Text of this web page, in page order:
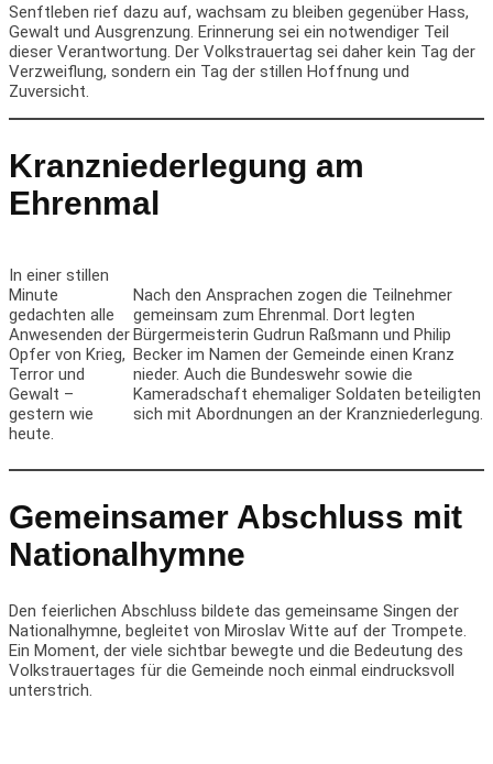
Senftleben rief dazu auf, wachsam zu bleiben gegenüber Hass,
Gewalt und Ausgrenzung. Erinnerung sei ein notwendiger Teil
dieser Verantwortung. Der Volkstrauertag sei daher kein Tag der
Verzweiflung, sondern ein Tag der stillen Hoffnung und
Zuversicht.
Kranzniederlegung am
Ehrenmal
In einer stillen
Minute
gedachten alle
Anwesenden der
Opfer von Krieg,
Terror und
Gewalt –
gestern wie
heute.
Nach den Ansprachen zogen die Teilnehmer
gemeinsam zum Ehrenmal. Dort legten
Bürgermeisterin Gudrun Raßmann und Philip
Becker im Namen der Gemeinde einen Kranz
nieder. Auch die Bundeswehr sowie die
Kameradschaft ehemaliger Soldaten beteiligten
sich mit Abordnungen an der Kranzniederlegung.
Gemeinsamer Abschluss mit
Nationalhymne
Den feierlichen Abschluss bildete das gemeinsame Singen der
Nationalhymne, begleitet von Miroslav Witte auf der Trompete.
Ein Moment, der viele sichtbar bewegte und die Bedeutung des
Volkstrauertages für die Gemeinde noch einmal eindrucksvoll
unterstrich.